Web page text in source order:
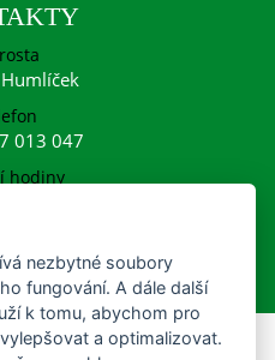
013 047
hodiny
nezbytné soubory
fungování. A dále další
k tomu, abychom pro
a optimalizovat.